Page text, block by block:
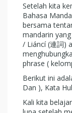
Setelah kita
Bahasa
bersama
mandarin
/ Liáncí (連詞)
phrase (
Berikut ini
Dan ), Kata
Kali kita